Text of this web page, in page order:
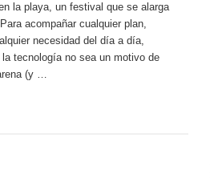
la playa, un festival que se alarga
acompañar cualquier plan,
necesidad del día a día,
tecnología no sea un motivo de
(y …